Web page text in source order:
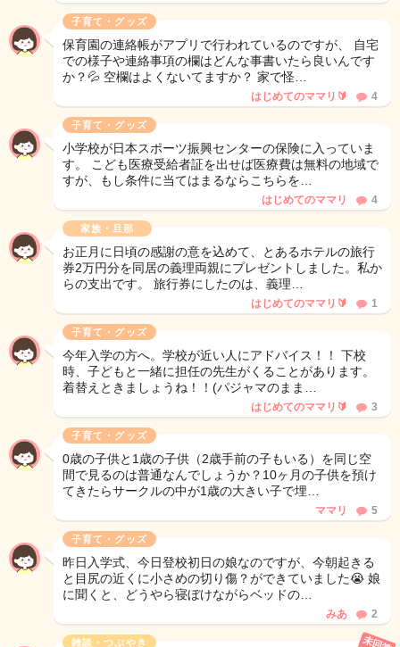
子育て・グッズ
保育園の連絡帳がアプリで行われているのですが、 自宅
での様子や連絡事項の欄はどんな事書いたら良いんです
か？💦 空欄はよくないてますか？ 家で怪…
はじめてのママリ🔰 4
子育て・グッズ
小学校が日本スポーツ振興センターの保険に入っていま
す。 こども医療受給者証を出せば医療費は無料の地域で
すが、もし条件に当てはまるならこちらを…
はじめてのママリ 4
家族・旦那
お正月に日頃の感謝の意を込めて、とあるホテルの旅行
券2万円分を同居の義理両親にプレゼントしました。私か
らの支出です。 旅行券にしたのは、義理…
はじめてのママリ🔰 1
子育て・グッズ
今年入学の方へ。学校が近い人にアドバイス！！ 下校
時、子どもと一緒に担任の先生がくることがあります。
着替えときましょうね！！(パジャマのまま…
はじめてのママリ🔰 3
子育て・グッズ
0歳の子供と1歳の子供（2歳手前の子もいる）を同じ空
間で見るのは普通なんでしょうか？10ヶ月の子供を預け
てきたらサークルの中が1歳の大きい子で埋…
ママリ 5
子育て・グッズ
昨日入学式、今日登校初日の娘なのですが、今朝起きる
と目尻の近くに小さめの切り傷？ができていました😭 娘
に聞くと、どうやら寝ぼけながらベッドの…
みあ 2
雑談・つぶやき